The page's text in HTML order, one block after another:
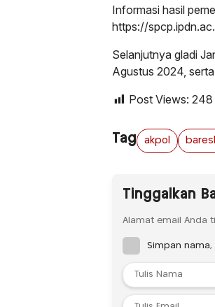
Informasi hasil
https://
Selanjutnya gladi
Agustus 2024,
Post Views: 248
Tag akpol
Tinggalkan
Alamat email Anda
Simpan